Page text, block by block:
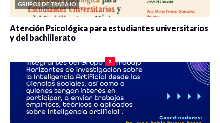
GRUPOS DE TRABAJO
Atención Psicológica para estudiantes universitarios
y del bachillerato
2